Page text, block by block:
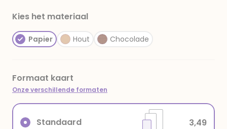
Kies het materiaal
Papier Hout Chocolade
Formaat kaart
Onze verschillende formaten
Standaard 3,49